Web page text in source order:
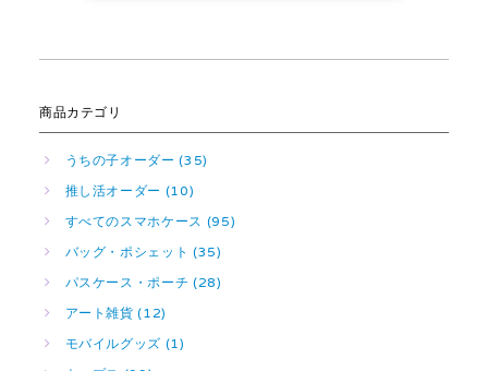
商品カテゴリ
うちの子オーダー (35)
推し活オーダー (10)
すべてのスマホケース (95)
バッグ・ポシェット (35)
パスケース・ポーチ (28)
アート雑貨 (12)
モバイルグッズ (1)